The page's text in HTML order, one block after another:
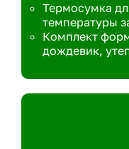
Термосумка
температуры
Комплект
дождевик,